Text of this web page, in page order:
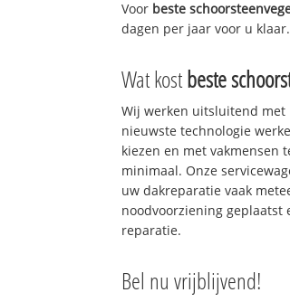
Voor beste
dagen per jaar voor u klaar.
Wat kostbeste
Wij werken uitsluitend met
nieuwste technologie
kiezen en met vakmensen
minimaal. Onze
uw dakreparatie vaak
noodvoorziening geplaatst
reparatie.
Bel nu vrijblijvend!